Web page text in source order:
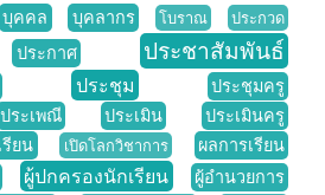
บุคคล บุคลากร โบราณ ประกวด
ประกาศ ประชาสัมพันธ์
ประชุม
ประชุมครู
ประเพณี ประเมิน ประเมินครู
รียน เปิดโลกวิชาการ ผลการเรียน
ผู้ปกครองนักเรียน
ผู้อำนวยการ